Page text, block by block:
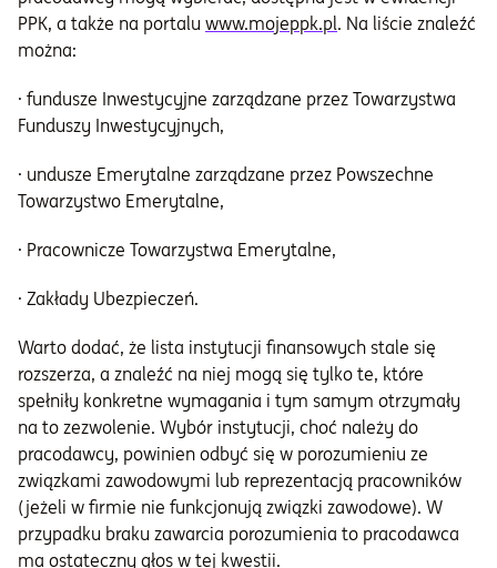
PPK, a także na portalu www.mojeppk.pl. Na liście znaleźć
można:
· fundusze Inwestycyjne zarządzane przez Towarzystwa
Funduszy Inwestycyjnych,
· undusze Emerytalne zarządzane przez Powszechne
Towarzystwo Emerytalne,
· Pracownicze Towarzystwa Emerytalne,
· Zakłady Ubezpieczeń.
Warto dodać, że lista instytucji finansowych stale się
rozszerza, a znaleźć na niej mogą się tylko te, które
spełniły konkretne wymagania i tym samym otrzymały
na to zezwolenie. Wybór instytucji, choć należy do
pracodawcy, powinien odbyć się w porozumieniu ze
związkami zawodowymi lub reprezentacją pracowników
(jeżeli w firmie nie funkcjonują związki zawodowe). W
przypadku braku zawarcia porozumienia to pracodawca
ma ostateczny głos w tej kwestii.